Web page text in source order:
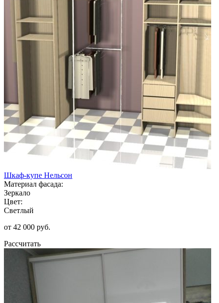
Шкаф-купе Нельсон
Материал фасада:
Зеркало
Цвет:
Светлый
от 42 000 руб.
Рассчитать